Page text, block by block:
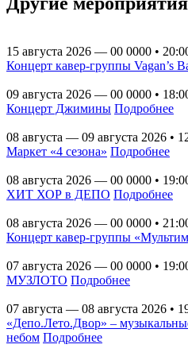
15 августа 2026 — 00 0000 •
Концерт кавер-группы Vagan’s
09 августа 2026 — 00 0000 •
Концерт Джимины Подробнее
08 августа — 09 августа 2026 •
Маркет «4 сезона» Подробнее
08 августа 2026 — 00 0000 •
ХИТ ХОР в ДЕПО Подробнее
08 августа 2026 — 00 0000 •
Концерт кавер-группы
07 августа 2026 — 00 0000 •
МУЗЛОТО Подробнее
07 августа — 08 августа 2026 •
«Депо.Лето.Двор» –
небом Подробнее